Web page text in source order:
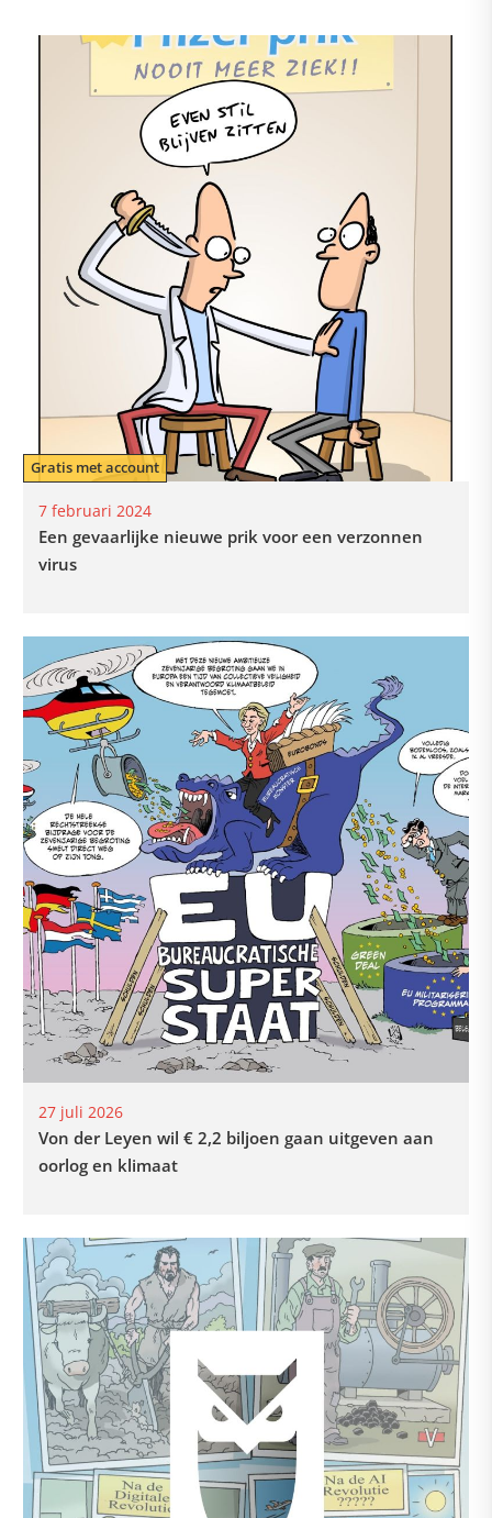
7 februari 2024
Gratis met account
Een gevaarlijke nieuwe prik voor een verzonnen
virus
27 juli 2026
Von der Leyen wil € 2,2 biljoen gaan uitgeven aan
oorlog en klimaat